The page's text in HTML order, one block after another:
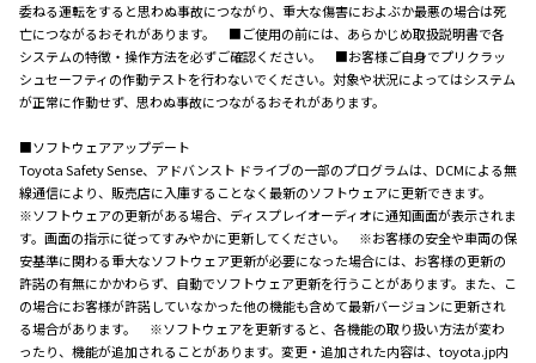
委ねる運転をすると思わぬ事故につながり、重大な傷害におよぶか最悪の場合は死
亡につながるおそれがあります。 ■ご使用の前には、あらかじめ取扱説明書で各
システムの特徴・操作方法を必ずご確認ください。 ■お客様ご自身でプリクラッ
シュセーフティの作動テストを行わないでください。対象や状況によってはシステム
が正常に作動せず、思わぬ事故につながるおそれがあります。
■ソフトウェアアップデート
Toyota Safety Sense、アドバンスト ドライブの一部のプログラムは、DCMによる無
線通信により、販売店に入庫することなく最新のソフトウェアに更新できます。
※ソフトウェアの更新がある場合、ディスプレイオーディオに通知画面が表示されま
す。画面の指示に従ってすみやかに更新してください。 ※お客様の安全や車両の保
安基準に関わる重大なソフトウェア更新が必要になった場合には、お客様の更新の
許諾の有無にかかわらず、自動でソフトウェア更新を行うことがあります。また、こ
の場合にお客様が許諾していなかった他の機能も含めて最新バージョンに更新され
る場合があります。 ※ソフトウェアを更新すると、各機能の取り扱い方法が変わ
ったり、機能が追加されることがあります。変更・追加された内容は、toyota.jp内